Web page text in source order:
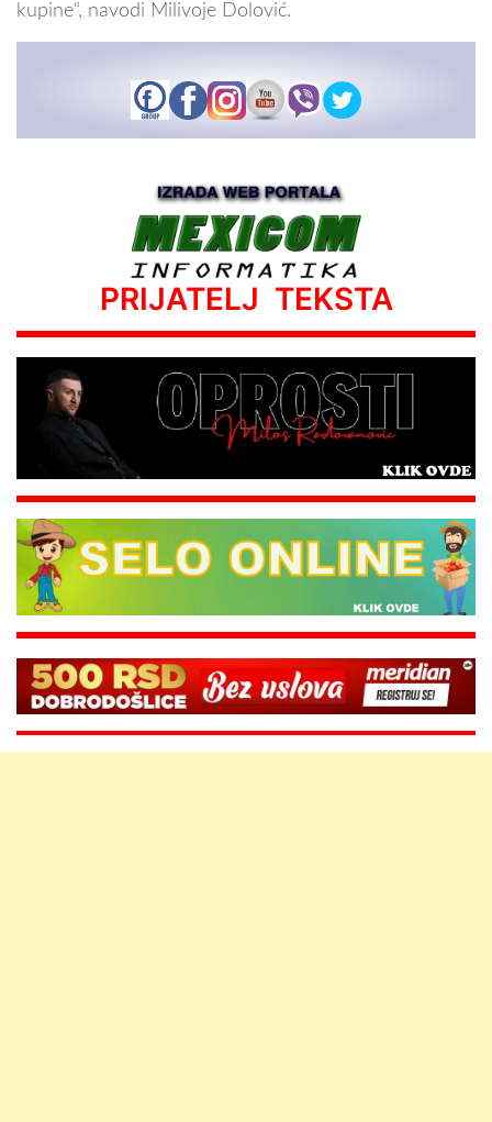
kupine“, navodi Milivoje Dolović.
PRIJATELJ TEKSTA